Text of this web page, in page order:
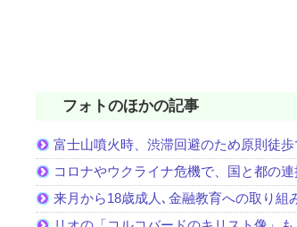
フォトのほかの記事
富士山噴火時、渋滞回避のため原則徒
コロナやウクライナ危機で、国と都の
来月から18歳成人､金融教育への取り組